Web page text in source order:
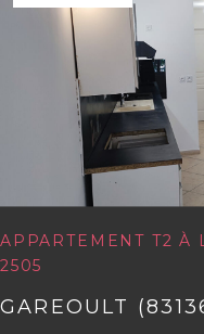
APPARTEMENT T2 À
2505
GAREOULT